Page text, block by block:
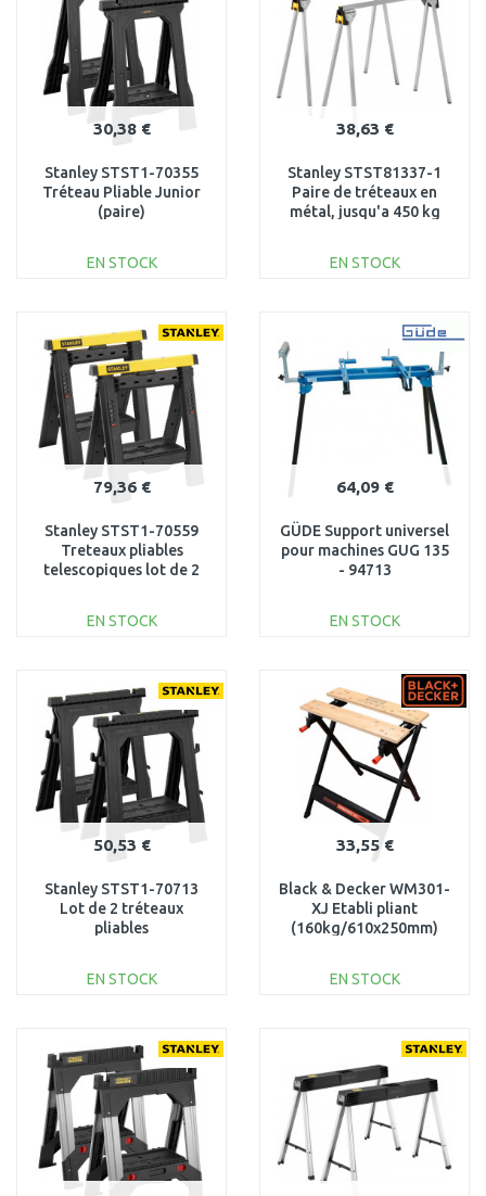
30,38 €
Stanley STST1-70355
Tréteau Pliable Junior
(paire)
EN STOCK
Au comparatif
38,63 €
Stanley STST81337-1
Paire de tréteaux en
métal, jusqu'a 450 kg
EN STOCK
Au comparatif
79,36 €
Stanley STST1-70559
Treteaux pliables
telescopiques lot de 2
EN STOCK
Au comparatif
64,09 €
GÜDE Support universel
pour machines GUG 135
- 94713
EN STOCK
Au comparatif
50,53 €
Stanley STST1-70713
Lot de 2 tréteaux
pliables
EN STOCK
Au comparatif
33,55 €
Black & Decker WM301-
XJ Etabli pliant
(160kg/610x250mm)
EN STOCK
Au comparatif